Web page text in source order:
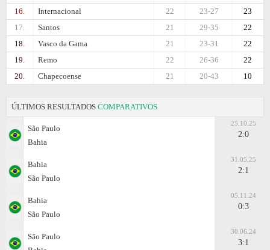
16.
Internacional 23
23-27
22
17.
Santos 22
29-35
21
18.
Vasco da Gama 22
23-31
21
19.
Remo 22
26-36
22
20.
Chapecoense 10
20-43
21
ÚLTIMOS RESULTADOS COMPARATIVOS
São Paulo
Bahia
25.10.25
2:0
Bahia
São Paulo
31.05.25
2:1
Bahia
São Paulo
05.11.24
0:3
São Paulo
30.06.24
3:1